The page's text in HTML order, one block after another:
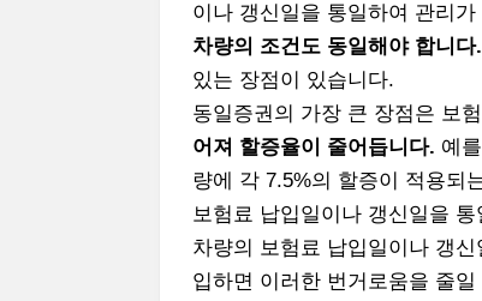
이나 갱신일을 통일하여 관리가
차량의 조건도 동일해야 합니다.
있는 장점이 있습니다.
동일증권의 가장 큰 장점은 보
어져 할증율이 줄어듭니다. 예
량에 각 7.5%의 할증이 적용되
보험료 납입일이나 갱신일을
차량의 보험료 납입일이나 갱
입하면 이러한 번거로움을 줄